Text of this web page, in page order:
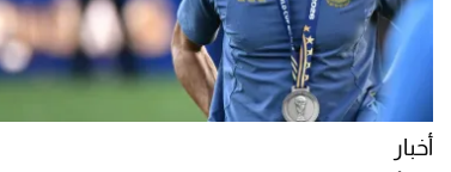
أخبار